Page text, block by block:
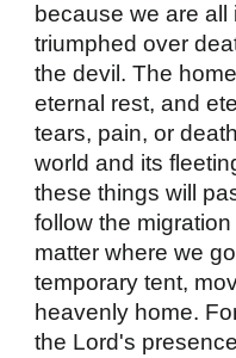
because we are
triumphed over
the devil. The
eternal rest, and
tears, pain, or
world and its
these things will
follow the
matter where we
temporary tent,
heavenly home.
the Lord's